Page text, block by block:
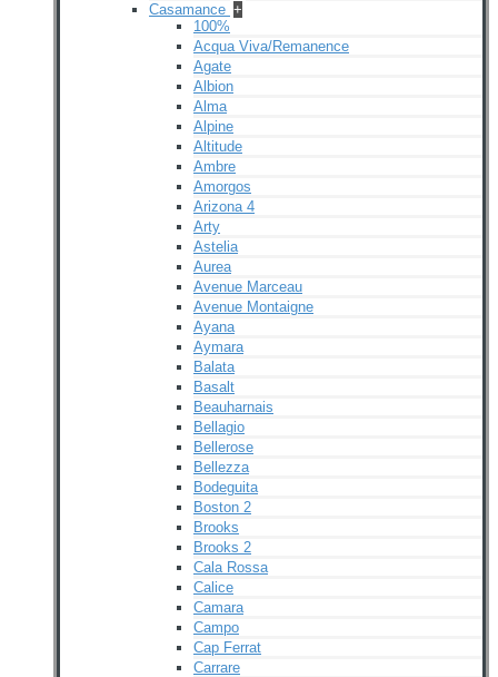
Casamance +
100%
Acqua Viva/Remanence
Agate
Albion
Alma
Alpine
Altitude
Ambre
Amorgos
Arizona 4
Arty
Astelia
Aurea
Avenue Marceau
Avenue Montaigne
Ayana
Aymara
Balata
Basalt
Beauharnais
Bellagio
Bellerose
Bellezza
Bodeguita
Boston 2
Brooks
Brooks 2
Cala Rossa
Calice
Camara
Campo
Cap Ferrat
Carrare